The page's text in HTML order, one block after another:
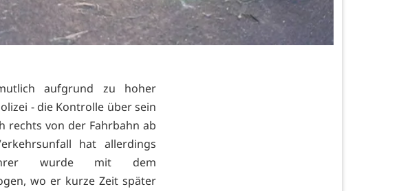
aufgrund zu hoher
- die Kontrolle über sein
rechts von der Fahrbahn ab
hat allerdings
wurde mit dem
wo er kurze Zeit später